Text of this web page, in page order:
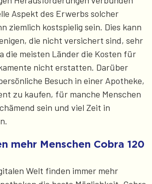
Aspekt des Erwerbs solcher
ziemlich kostspielig sein. Dies kann
die nicht versichert sind, sehr
die meisten Länder die Kosten für
nicht erstatten. Darüber
Besuch in einer Apotheke,
zu kaufen, für manche Menschen
sein und viel Zeit in
mehr Menschen Cobra 120
Welt finden immer mehr